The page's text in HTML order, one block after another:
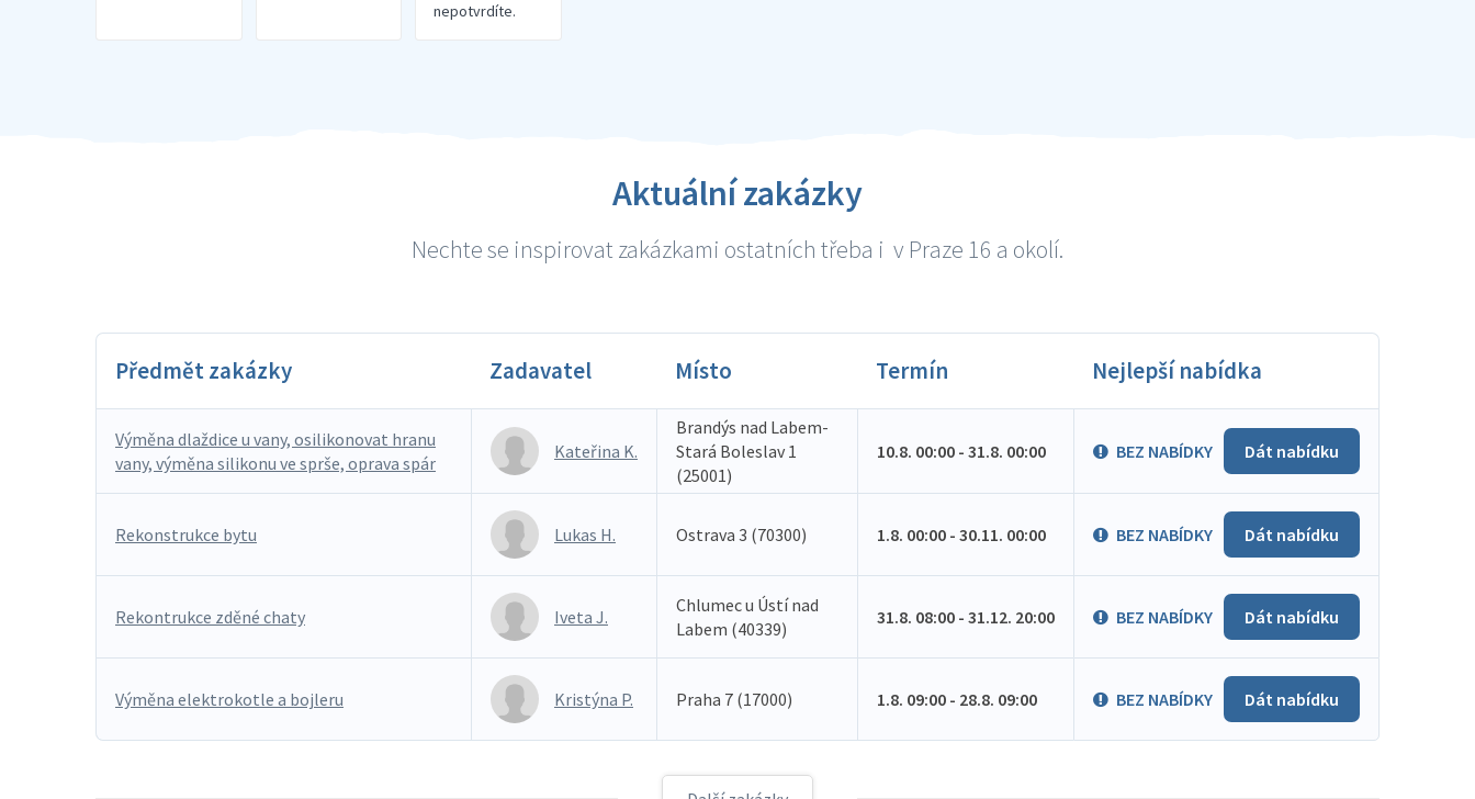
nepotvrdíte.
Aktuální zakázky
Nechte se inspirovat zakázkami ostatních třeba i v Praze 16 a okolí.
Předmět zakázky Zadavatel Místo Termín Nejlepší nabídka
Výměna dlaždice u vany, osilikonovat hranu
vany, výměna silikonu ve sprše, oprava spár
Kateřina K.
Brandýs nad Labem-
Stará Boleslav 1
(25001)
10.8. 00:00 - 31.8. 00:00 BEZ NABÍDKY Dát nabídku
Rekonstrukce bytu Lukas H. Ostrava 3 (70300) 1.8. 00:00 - 30.11. 00:00 BEZ NABÍDKY Dát nabídku
Rekontrukce zděné chaty Iveta J.
Chlumec u Ústí nad
Labem (40339)
31.8. 08:00 - 31.12. 20:00 BEZ NABÍDKY Dát nabídku
Výměna elektrokotle a bojleru Kristýna P. Praha 7 (17000) 1.8. 09:00 - 28.8. 09:00 BEZ NABÍDKY Dát nabídku